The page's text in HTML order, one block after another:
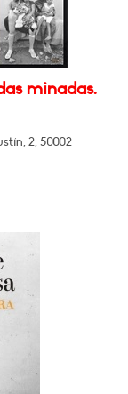
minadas.
2, 50002